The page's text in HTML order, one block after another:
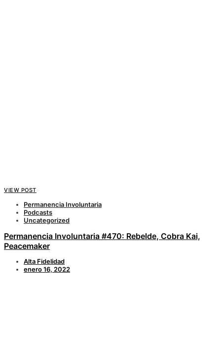
VIEW POST
Permanencia Involuntaria
Podcasts
Uncategorized
Permanencia Involuntaria #470: Rebelde, Cobra Kai,
Peacemaker
Alta Fidelidad
enero 16, 2022